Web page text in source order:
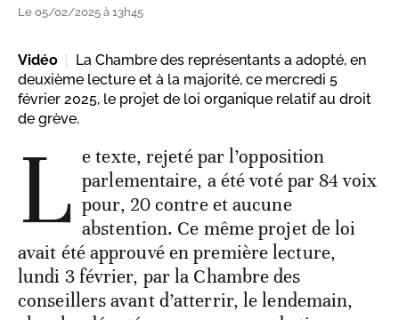
Le 05/02/2025 à 13h45
Vidéo
La Chambre des représentants a adopté, en
deuxième lecture et à la majorité, ce mercredi 5
février 2025, le projet de loi organique relatif au droit
de grève.
L e texte, rejeté par l’opposition
parlementaire, a été voté par 84 voix
pour, 20 contre et aucune
abstention. Ce même projet de loi
avait été approuvé en première lecture,
lundi 3 février, par la Chambre des
conseillers avant d’atterrir, le lendemain,